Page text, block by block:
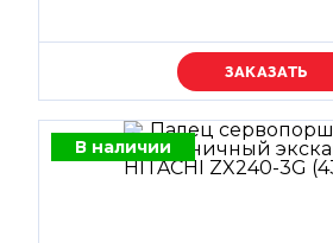
Уточняйте цену
В наличии